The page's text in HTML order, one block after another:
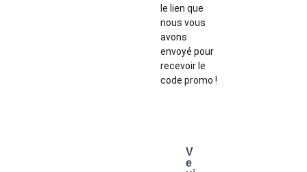
le lien que
nous vous
avons
envoyé pour
recevoir le
code promo !
V
e